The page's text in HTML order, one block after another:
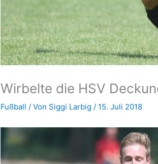
Wirbelte die HSV
Fußball / Von Siggi Larbig / 15. Juli 2018